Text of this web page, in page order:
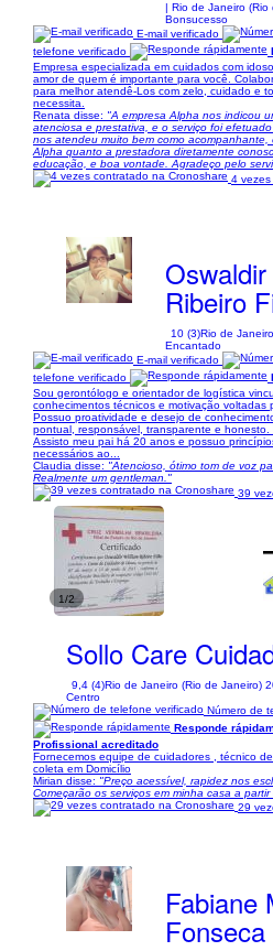
| Rio de Janeiro
Bonsucesso
E-mail verificado
telefone verificado
Empresa especializada em cuidados com
amor de quem é importante para você.
para melhor atendê-Los com zelo, cuidado e
necessita.
Renata disse: "A empresa Alpha nos indicou
atenciosa e prestativa, e o serviço foi
nos atendeu muito bem como
Alpha quanto a prestadora diretamente
educação, e boa vontade. Agradeço pelo
4
Ribeiro
10 (3)Rio de
Encantado
E-mail verificado
telefone verificado
Sou gerontólogo e orientador de logística
conhecimentos técnicos e motivação voltadas
Possuo proatividade e desejo de
pontual, responsável, transparente e honesto.
Assisto meu pai há 20 anos e possuo
necessários ao...
Claudia disse: "Atencioso, ótimo tom de voz
Realmente um gentleman."
39
1/2
Sollo Care
9,4 (4)Rio de Janeiro (Rio de Janeiro)
Centro
Número de
Responde
Profissional acreditado
Fornecemos equipe de cuidadores , técnico
coleta em Domicílio
Mirian disse: "Preço acessível, rapidez nos
Começarão os serviços em minha casa a
29
Fabiane